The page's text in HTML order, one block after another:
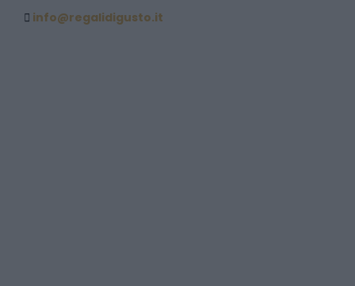
info@regalidigusto.it